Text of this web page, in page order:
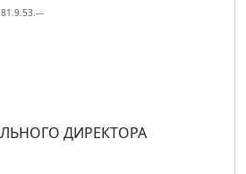
ДИРЕКТОРА